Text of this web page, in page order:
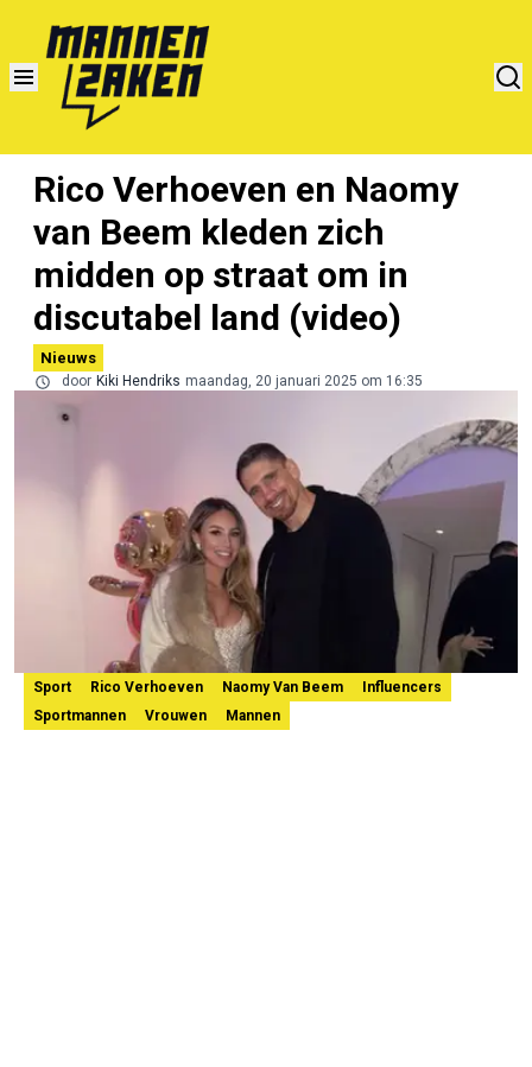
Rico Verhoeven en Naomy
van Beem kleden zich
midden op straat om in
discutabel land (video)
Nieuws
door Kiki Hendriks maandag, 20 januari 2025 om 16:35
Sport Rico Verhoeven Naomy Van Beem
Influencers
Sportmannen
Vrouwen Mannen